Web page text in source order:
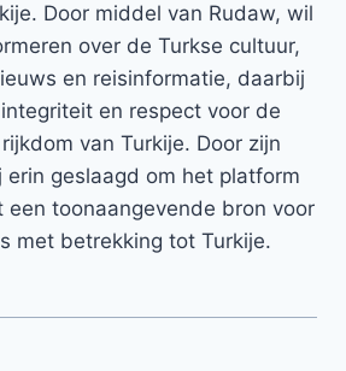
Door middel van Rudaw, wil
over de Turkse cultuur,
en reisinformatie, daarbij
en respect voor de
van Turkije. Door zijn
geslaagd om het platform
een toonaangevende bron voor
met betrekking tot Turkije.